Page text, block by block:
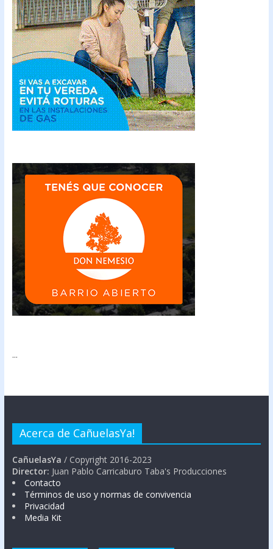
...
Acerca de CañuelasYa!
CañuelasYa / Copyright 2016-2023
Director: Juan Pablo Carricaburo Taba's Producciones
Contacto
Términos de uso y normas de convivencia
Privacidad
Media Kit